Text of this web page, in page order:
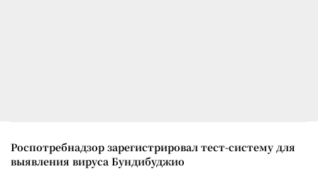
Роспотребнадзор зарегистрировал тест-систему для
выявления вируса Бундибуджио